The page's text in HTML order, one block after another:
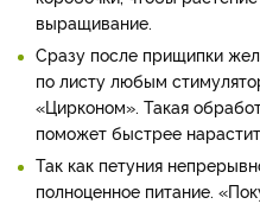
выращивание.
Сразу после прищипки
по листу любым
«Цирконом». Такая
поможет быстрее
Так как петуния
полноценное питание.